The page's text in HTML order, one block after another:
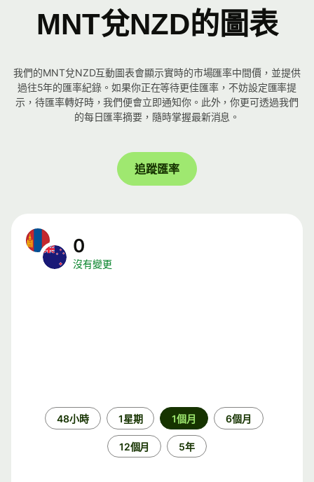
MNT兌NZD的圖表
我們的MNT兌NZD互動圖表會顯示實時的市場匯率中間價，並提供
過往5年的匯率紀錄。如果你正在等待更佳匯率，不妨設定匯率提
示，待匯率轉好時，我們便會立即通知你。此外，你更可透過我們
的每日匯率摘要，隨時掌握最新消息。
追蹤匯率
0
沒有變更
48小時 1星期 1個月 6個月
12個月 5年